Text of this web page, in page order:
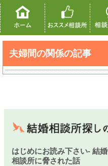
夫婦間の関係の記事
はじめにお読み下さい- 結婚
相談所に脅された話